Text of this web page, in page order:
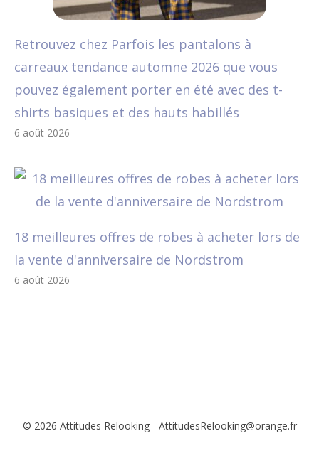
Retrouvez chez Parfois les pantalons à
carreaux tendance automne 2026 que vous
pouvez également porter en été avec des t-
shirts basiques et des hauts habillés
6 août 2026
18 meilleures offres de robes à acheter lors de
la vente d'anniversaire de Nordstrom
6 août 2026
© 2026 Attitudes Relooking - AttitudesRelooking@orange.fr